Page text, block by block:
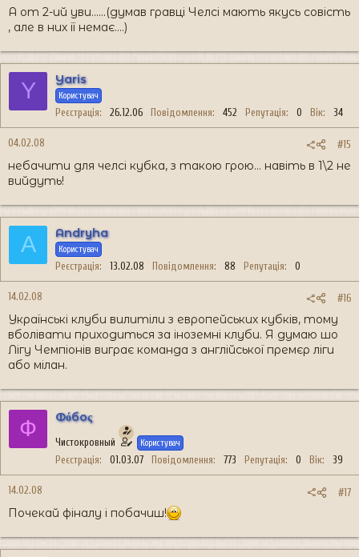
А от 2-ий уви......(думав гравці Челсі мають якусь совість
, але в них її немає....)
Y Yaris
Користувач
Реєстрація 26.12.06 Повідомлення 452 Репутація 0 Вік 34
04.02.08 #15
небачити для челсі кубка, з такою грою... навіть в 1\2 не
вийдуть!
A Andryha
Користувач
Реєстрація 13.02.08 Повідомлення 88 Репутація 0
14.02.08 #16
Українські клуби вилитіли з европейських кубків, тому
вболівати приходиться за іноземні клуби. Я думаю шо
Лігу Чемпіонів виграє команда з англійської премєр ліги
або мілан.
Ф Фόбоς
Чистокровный Користувач
Реєстрація 01.03.07 Повідомлення 773 Репутація 0 Вік 39
14.02.08 #17
Почекай фіналу і побачиш!